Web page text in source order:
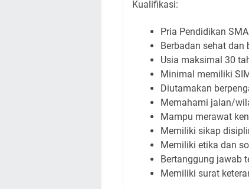
Kualifikasi:
Pria Pendidikan
Berbadan sehat dan
Usia maksimal 30
Minimal memiliki
Diutamakan
Memahami jalan/
Mampu merawat
Memiliki sikap
Memiliki etika dan
Bertanggung jawab
Memiliki surat